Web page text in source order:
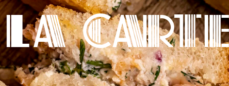
LA CARTE